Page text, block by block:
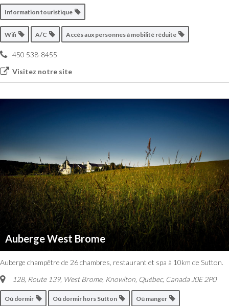
Information touristique
Wifi A/C Accès aux personnes à mobilité réduite
450 538-8455
Visitez notre site
Auberge West Brome
Auberge champêtre de 26 chambres, restaurant et spa à 10km de Sutton.
128, Route 139, West Brome, Knowlton, Québec, Canada J0E 2P0
Où dormir Où dormir hors Sutton Où manger